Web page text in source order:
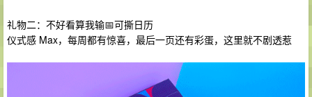
礼物二：不好看算我输📅可撕日历
仪式感 Max，每周都有惊喜，最后一页还有彩蛋，这里就不剧透惹